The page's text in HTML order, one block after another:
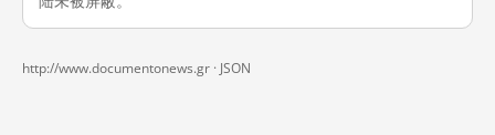
http://www.documentonews.gr · JSON